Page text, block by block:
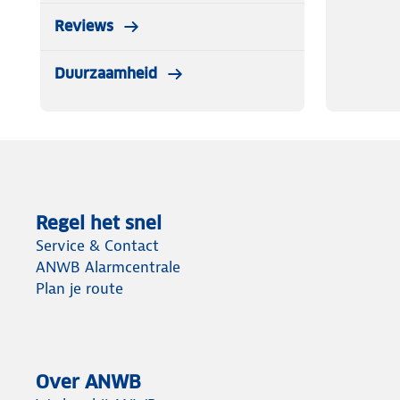
Reviews
Duurzaamheid
Regel het snel
Service & Contact
ANWB Alarmcentrale
Plan je route
Over ANWB